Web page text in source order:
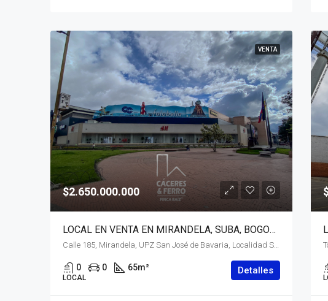
VENTA
$2.650.000.000
LOCAL EN VENTA EN MIRANDELA, SUBA, BOGOTÁ
Calle 185, Mirandela, UPZ San José de Bavaria, Localidad Suba, Bogotá, Bogotá, Distrito Capital, RAP (Especial) Central, 111166, Colombia
0 0 65m²
LOCAL
Detalles